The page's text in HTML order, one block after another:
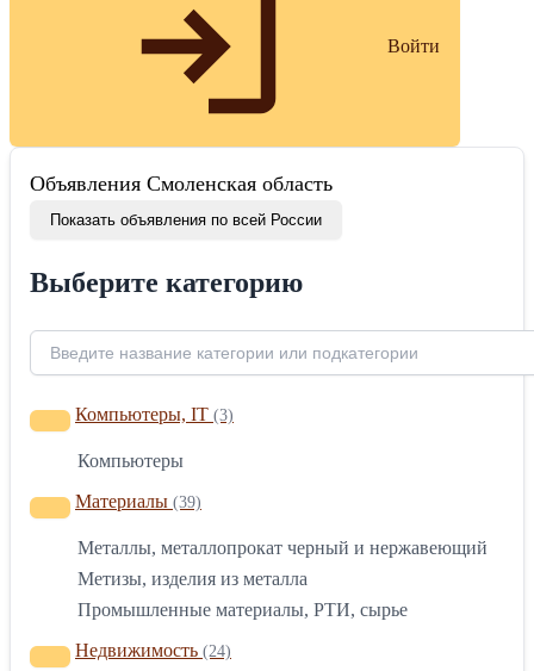
Войти
Объявления Смоленская область
Показать объявления по всей России
Выберите категорию
Компьютеры, IT (3)
Компьютеры
Материалы (39)
Металлы, металлопрокат черный и нержавеющий
Метизы, изделия из металла
Промышленные материалы, РТИ, сырье
Недвижимость (24)